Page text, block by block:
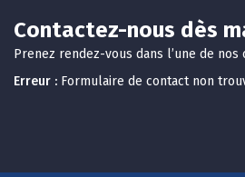
Contactez-nous dès
Prenez rendez-vous dans l’une de nos
Erreur : Formulaire de contact non